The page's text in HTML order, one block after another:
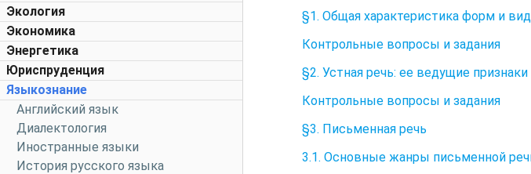
Экология
Экономика
Энергетика
Юриспруденция
Языкознание
Английский язык
Диалектология
Иностранные языки
История русского языка
§1. Общая характеристика форм и
Контрольные вопросы и задания
§2. Устная речь: ее ведущие признаки
Контрольные вопросы и задания
§3. Письменная речь
3.1. Основные жанры письменной